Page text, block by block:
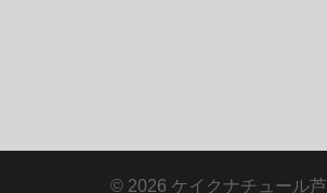
© 2026 ケイクナチュール